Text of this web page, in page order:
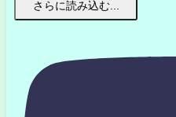
さらに読み込む...